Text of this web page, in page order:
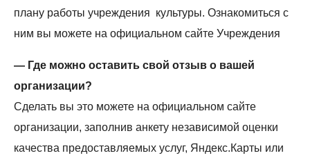
плану работы учреждения культуры. Ознакомиться с
ним вы можете на официальном сайте Учреждения
— Где можно оставить свой отзыв о вашей
организации?
Сделать вы это можете на официальном сайте
организации, заполнив анкету независимой оценки
качества предоставляемых услуг, Яндекс.Карты или